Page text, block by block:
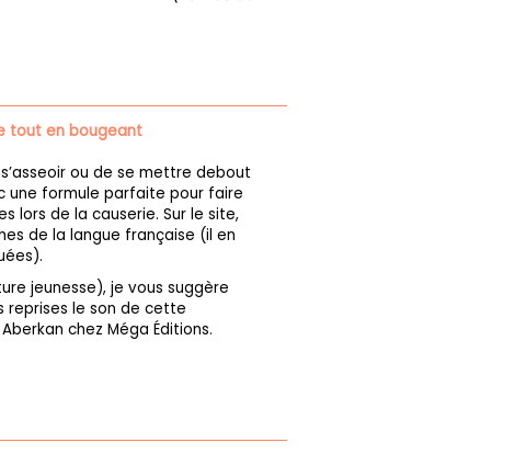
tout en bougeant
ou de se mettre debout
une formule parfaite pour faire
lors de la causerie. Sur le site,
de la langue française (il en
jeunesse), je vous suggère
reprises le son de cette
chez Méga Éditions.